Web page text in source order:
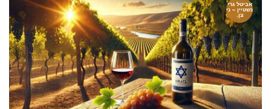
אביטל גרי
נשטיין – ני
צן.